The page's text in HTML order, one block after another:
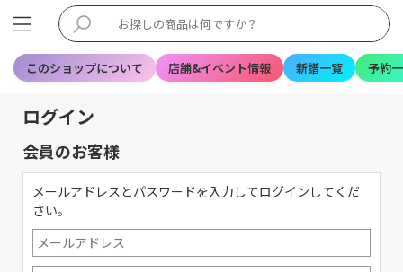
このショップについて 店舗&イベント情報 新譜一覧 予約
ログイン
会員のお客様
メールアドレスとパスワードを入力してログインしてくだ
さい。